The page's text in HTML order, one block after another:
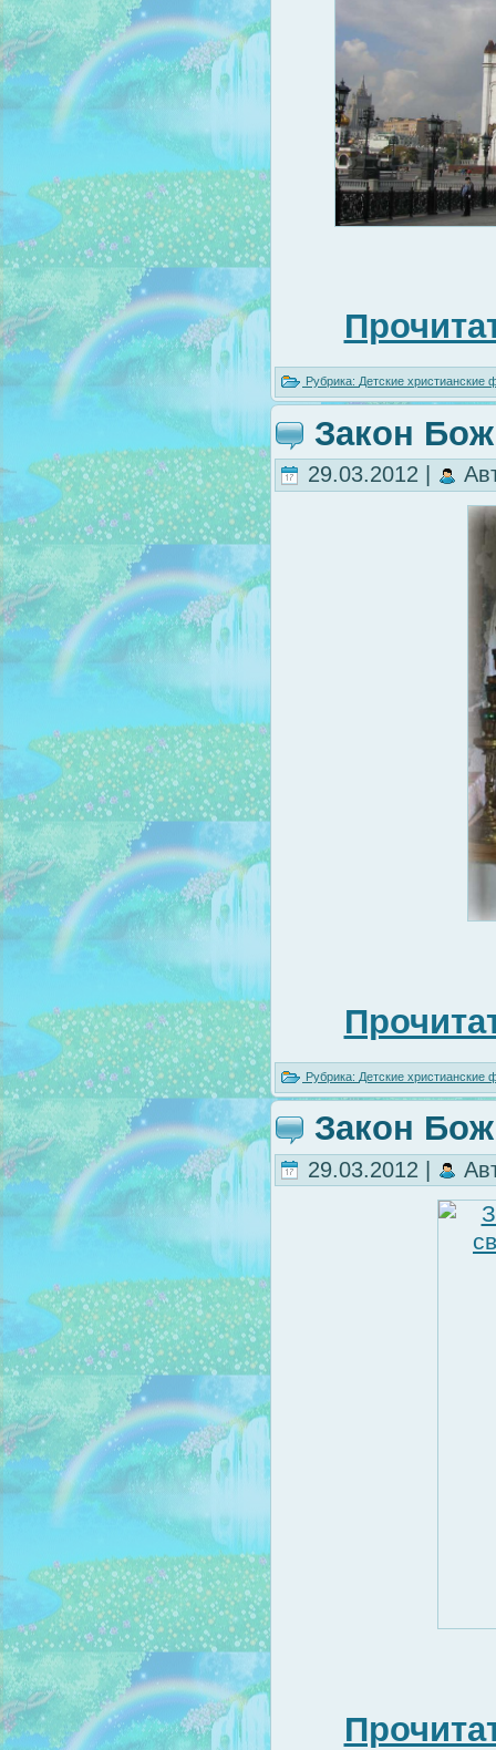
Рубрика: Детские христианские
Закон
29.03.2012 |
Рубрика: Детские христианские
Закон
29.03.2012 |